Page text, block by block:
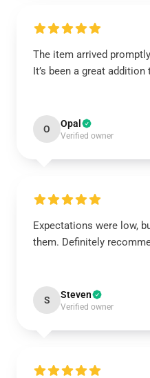
The item arrived
It’s been a great
O Opal
Verified owner
Expectations were low,
them. Definitely
S Steven
Verified owner